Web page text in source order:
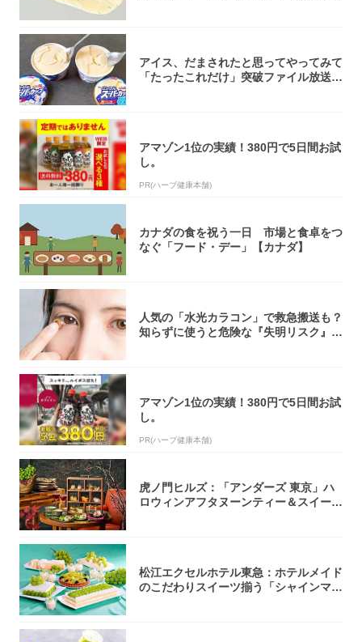
アイス、だまされたと思ってやってみて
「たったこれだけ」突破ファイル放送で
アマゾン1位の実績！380円で5日間お試
し。
PR(ハーブ健康本舗)
カナダの食を祝う一日 市場と食卓をつ
なぐ「フード・デー」【カナダ】
人気の「水光カラコン」で救急搬送も？
知らずに使うと危険な『失明リスク』と
アマゾン1位の実績！380円で5日間お試
し。
PR(ハーブ健康本舗)
虎ノ門ヒルズ：「アンダーズ 東京」ハ
ロウィンアフタヌーンティー＆スイーツ
松江エクセルホテル東急：ホテルメイド
のこだわりスイーツ揃う「シャインマス